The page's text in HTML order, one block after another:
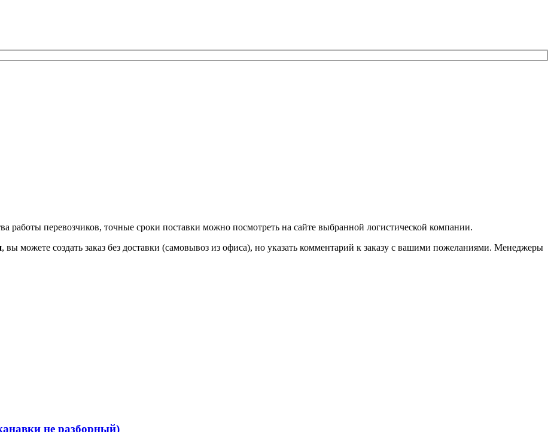
работы перевозчиков, точные сроки поставки можно посмотреть на сайте выбранной логистической компании.
, вы можете создать заказ без доставки (самовывоз из офиса), но указать комментарий к заказу с вашими пожеланиями. Менеджеры
не разборный)